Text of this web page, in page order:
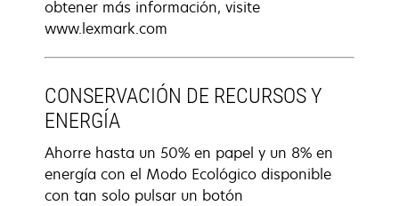
obtener más información, visite
www.lexmark.com
CONSERVACIÓN DE RECURSOS Y
ENERGÍA
Ahorre hasta un 50% en papel y un 8% en
energía con el Modo Ecológico disponible
con tan solo pulsar un botón